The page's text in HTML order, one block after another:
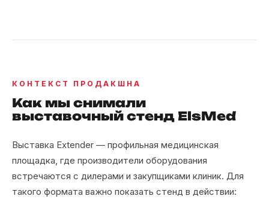
КОНТЕКСТ ПРОДАКШНА
Как мы снимали
выставочный стенд ElsMed
Выставка Extender — профильная медицинская
площадка, где производители оборудования
встречаются с дилерами и закупщиками клиник. Для
такого формата важно показать стенд в действии: